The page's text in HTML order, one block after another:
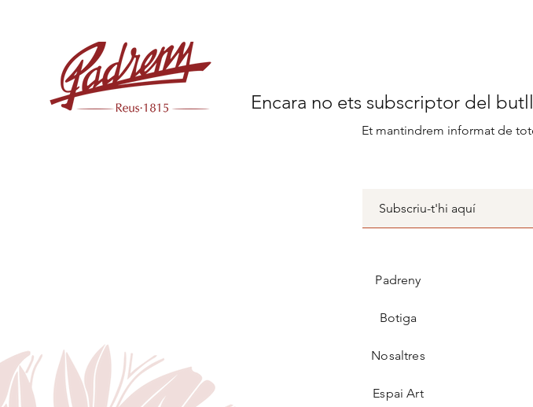
Padreny
Botiga
Nosaltres
Espai Art
Encara no ets subscriptor del
Et mantindrem informat de